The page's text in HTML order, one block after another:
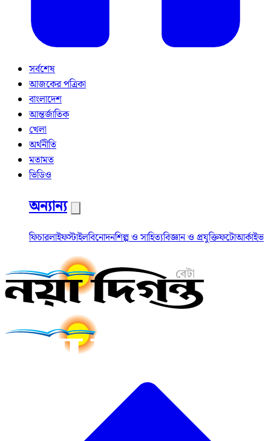
সর্বশেষ
আজকের পত্রিকা
বাংলাদেশ
আন্তর্জাতিক
খেলা
অর্থনীতি
মতামত
ভিডিও
অন্যান্য
ফিচারলাইফস্টাইলবিনোদনশিল্প ও সাহিত্যবিজ্ঞান ও প্রযুক্তিফটোআর্কাইভ